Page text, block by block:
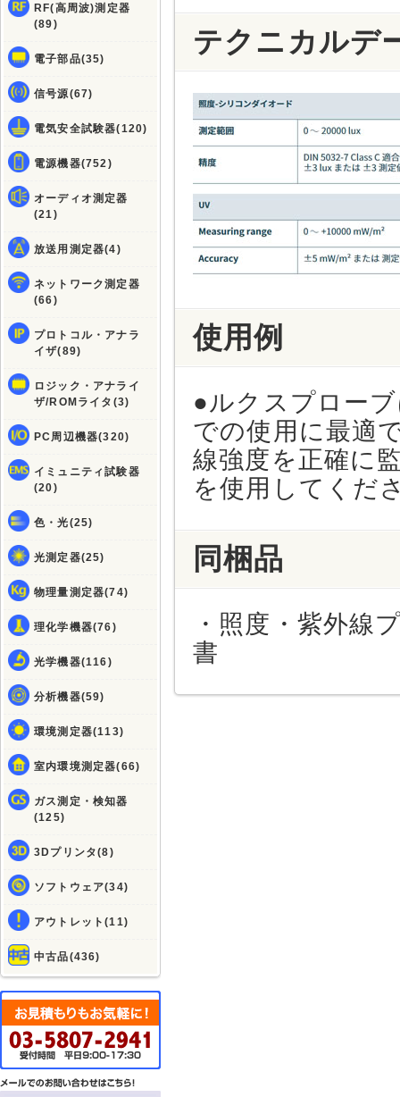
RF(高周波)測定器
(89)
電子部品(35)
信号源(67)
電気安全試験器(120)
電源機器(752)
オーディオ測定器
(21)
放送用測定器(4)
ネットワーク測定器
(66)
プロトコル・アナラ
イザ(89)
ロジック・アナライ
ザ/ROMライタ(3)
PC周辺機器(320)
イミュニティ試験器
(20)
色・光(25)
光測定器(25)
物理量測定器(74)
理化学機器(76)
光学機器(116)
分析機器(59)
環境測定器(113)
室内環境測定器(66)
ガス測定・検知器
(125)
3Dプリンタ(8)
ソフトウェア(34)
アウトレット(11)
中古品(436)
テクニカルデ
使用例
●ルクスプロー
での使用に最適
線強度を正確に
を使用してくだ
同梱品
・照度・紫外線
書